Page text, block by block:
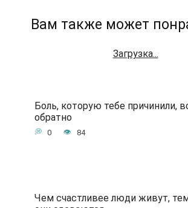
Вам также может
Загрузка...
Боль, которую тебе причинили,
обратно
0 84
Чем счастливее люди живут,